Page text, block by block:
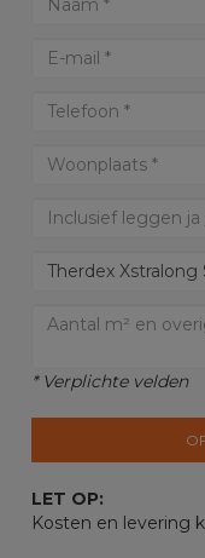
* Verplichte velden
LET OP:
Kosten en levering